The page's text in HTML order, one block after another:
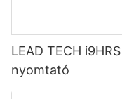
LEAD TECH
nyomtató